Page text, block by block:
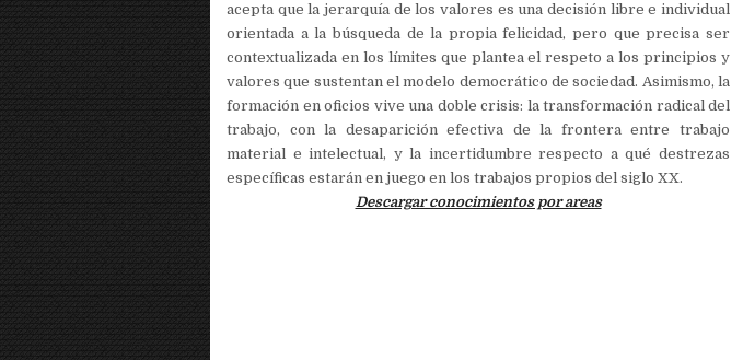
acepta que la jerarquía de los valores es una decisión libre e individual
orientada a la búsqueda de la propia felicidad, pero que precisa ser
contextualizada en los límites que plantea el respeto a los principios y
valores que sustentan el modelo democrático de sociedad. Asimismo, la
formación en oficios vive una doble crisis: la transformación radical del
trabajo, con la desaparición efectiva de la frontera entre trabajo
material e intelectual, y la incertidumbre respecto a qué destrezas
específicas estarán en juego en los trabajos propios del siglo XX.
Descargar conocimientos por areas